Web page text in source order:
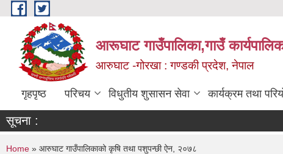
Skip to main content
आरूघाट गाउँपालिका,गाउँ
आरुघाट -गोरखा : गण्डकी प्रदेश, नेपाल
गृहपृष्ठ परिचय विधुतीय शुसासन सेवा कार्यक्रम तथा
सूचना :
Home » आरुघाट गाउँपालिकाको कृषि तथा पशुपन्छी ऐन, २०७८